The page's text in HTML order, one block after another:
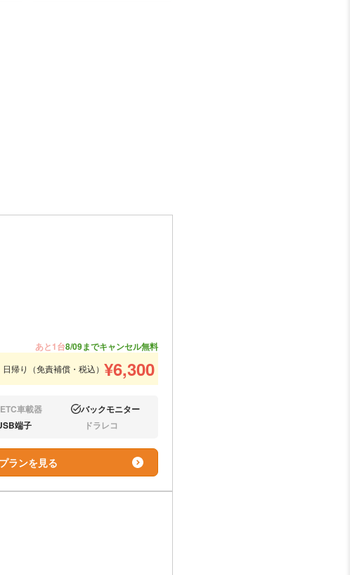
あと1台8/09までキャンセル無料
日帰り（免責補償・税込） ¥6,300
:
ETC車載器 あり:バックモニター
: 端子 なし:ドラレコ
プランを見る